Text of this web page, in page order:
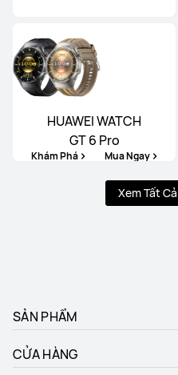
HUAWEI WATCH
GT 6 Pro
Khám Phá Mua Ngay
Xem Tất
SẢN PHẨM
CỬA HÀNG